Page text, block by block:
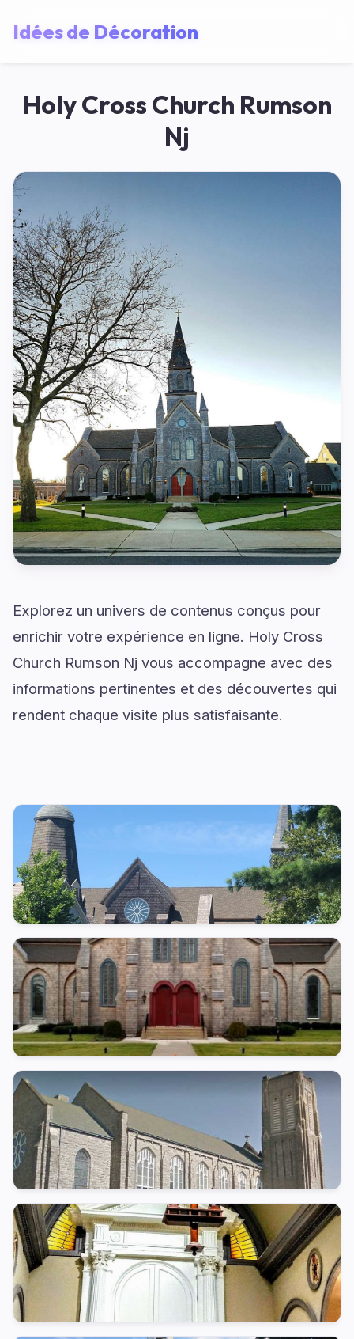
Idées de Décoration
Holy Cross Church Rumson
Nj
Explorez un univers de contenus conçus pour
enrichir votre expérience en ligne. Holy Cross
Church Rumson Nj vous accompagne avec des
informations pertinentes et des découvertes qui
rendent chaque visite plus satisfaisante.